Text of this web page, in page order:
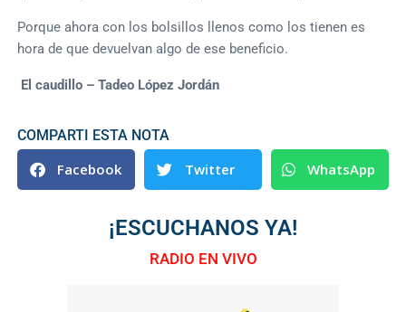
Porque ahora con los bolsillos llenos como los tienen es
hora de que devuelvan algo de ese beneficio.
El caudillo – Tadeo López Jordán
COMPARTI ESTA NOTA
Facebook Twitter WhatsApp
¡ESCUCHANOS YA!
RADIO EN VIVO